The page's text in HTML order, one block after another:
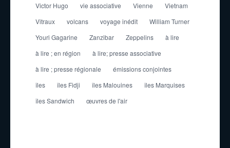
Victor Hugo
vie associative Vienne
Vietnam
Vitraux
volcans voyage inédit
William Turner
Youri Gagarine
Zanzibar Zeppelins
à lire
à lire ; en région
à lire; presse associative
à lire ; presse régionale
émissions conjointes
îles
îles Fidji îles Malouines
îles Marquises
îles Sandwich
œuvres de l'air